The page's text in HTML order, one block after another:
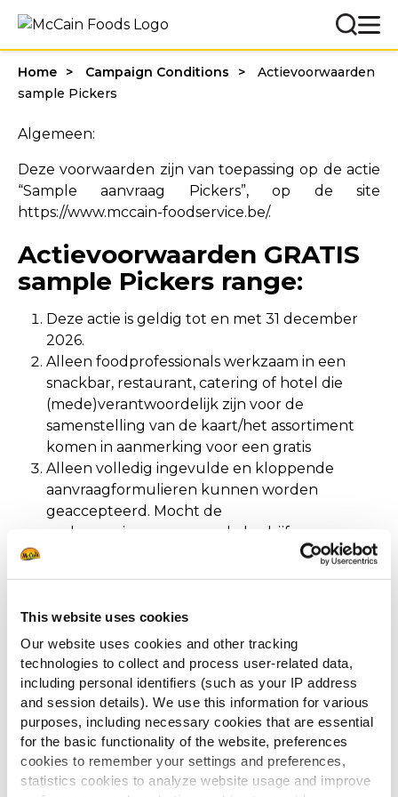
This website uses cookies
Our website uses cookies and other tracking
technologies to collect and process user-related data,
including personal identifiers (such as your IP address
and session details). We use this information for various
purposes, including necessary cookies that are essential
for the basic functionality of the website, preferences
cookies to remember your settings and preferences,
statistics cookies to analyze website usage and improve
Home Campaign Conditions
Actievoorwaarden
sample Pickers
Algemeen:
Deze voorwaarden zijn van toepassing op de actie
“Sample aanvraag Pickers”, op de site
https://www.mccain-foodservice.be/.
Actievoorwaarden GRATIS
sample Pickers range:
Deze actie is geldig tot en met 31 december
2026.
Alleen foodprofessionals werkzaam in een
snackbar, restaurant, catering of hotel die
(mede)verantwoordelijk zijn voor de
samenstelling van de kaart/het assortiment
komen in aanmerking voor een gratis
Alleen volledig ingevulde en kloppende
aanvraagformulieren kunnen worden
geaccepteerd. Mocht de
ondernemingsnummer, de bedrijfsnaam en
het adres niet met elkaar corresponderen, dan
mag McCain Foods Belgium de aanvraag
Er kan maximaal één proefpakket per bedrijf
worden aangevraagd.
Deze actie is alleen geldig in België, het bedrijf
dient ook gevestigd te zijn in België.
Gegevens worden uitsluitend gebruikt in
overeenstemming met de General Data
Protection Regulation (GDPR).
De ingevulde persoonsgegevens worden
enkel gebruikt voor de aanvraag van het